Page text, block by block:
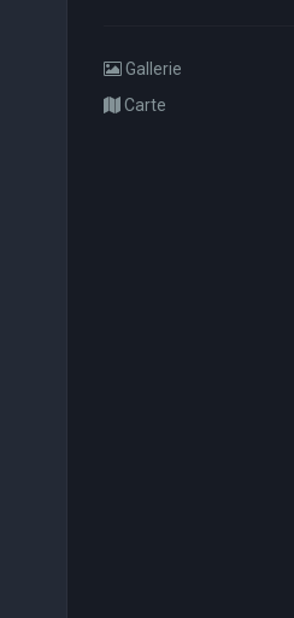
Gallerie
Carte